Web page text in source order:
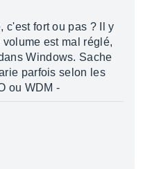
c'est fort ou pas ? Il y
est mal réglé,
Windows. Sache
parfois selon les
ou WDM -